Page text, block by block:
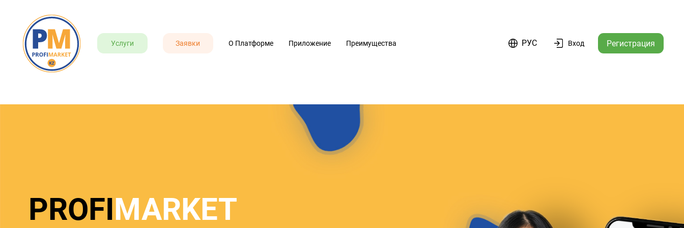
Услуги Заявки О Платформе Приложение Преимущества РУС Вход Регистрация
PROFIMARKET